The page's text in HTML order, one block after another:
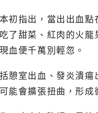
初指出，當出出血
了甜菜、紅肉的火
血便千萬別輕忽。
憩室出血、發炎潰
能會擴張扭曲，形